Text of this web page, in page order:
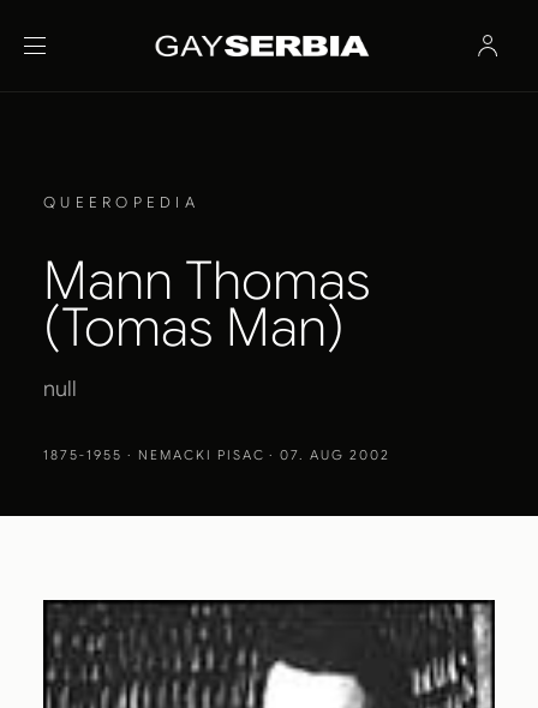
QUEEROPEDIA
Mann Thomas
(Tomas Man)
null
1875-1955 · NEMACKI PISAC · 07. AUG 2002